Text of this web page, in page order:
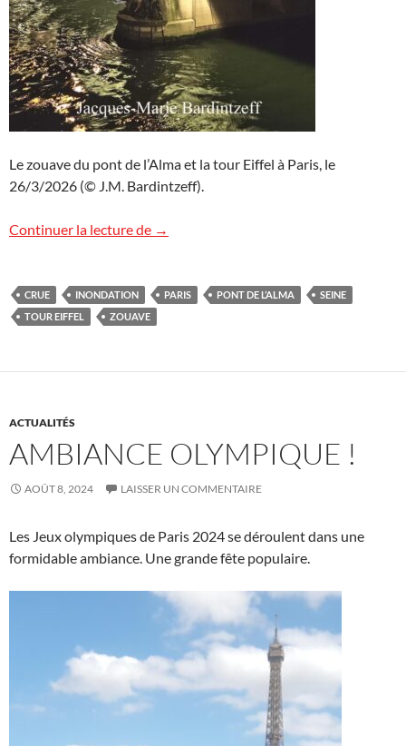
Le zouave du pont de l’Alma et la tour Eiffel à Paris, le
26/3/2026 (© J.M. Bardintzeff).
Continuer la lecture de Le zouave et la tour Eiffel
→
CRUE INONDATION PARIS PONT DE L’ALMA
SEINE
TOUR EIFFEL
ZOUAVE
ACTUALITÉS
AMBIANCE OLYMPIQUE !
AOÛT 8, 2024 LAISSER UN COMMENTAIRE
Les Jeux olympiques de Paris 2024 se déroulent dans une
formidable ambiance. Une grande fête populaire.